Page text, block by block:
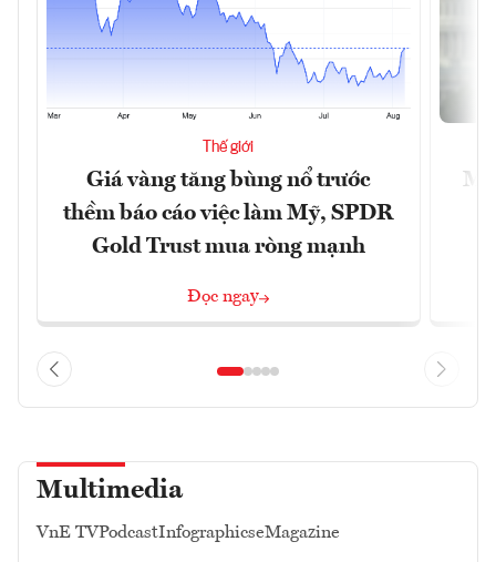
Thế giới
Giá vàng tăng bùng nổ trước
thềm báo cáo việc làm Mỹ, SPDR
Gold Trust mua ròng mạnh
Đọc ngay
Multimedia
VnE TVPodcastInfographicseMagazine